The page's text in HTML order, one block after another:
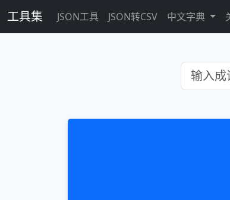
工具集 JSON工具 JSON转CSV 中文字典